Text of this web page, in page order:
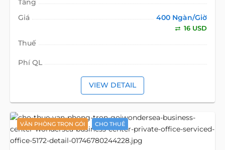
Giá
400 Ngàn/Giờ
16 USD
Thuế
Phí QL
VIEW DETAIL
VĂN PHÒNG TRỌN GÓI CHO THUÊ